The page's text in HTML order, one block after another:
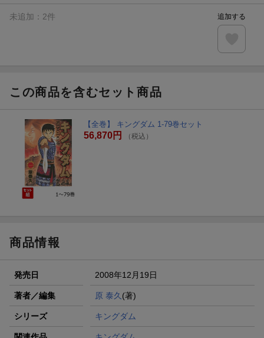
未追加： 2件 追加する
この商品を含むセット商品
【全巻】 キングダム 1-79巻セット
56,870円 （税込）
商品情報
発売日 2008年12月19日
著者／編集 原 泰久 (著)
シリーズ キングダム